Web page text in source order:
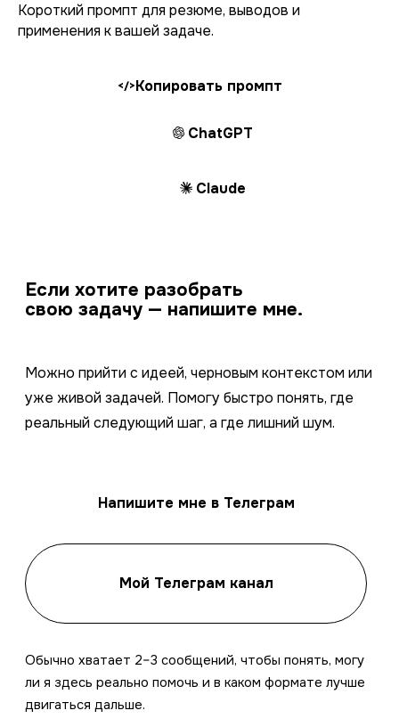
Короткий промпт для резюме, выводов и
применения к вашей задаче.
</>Копировать промпт
ChatGPT
Claude
Если хотите разобрать
свою задачу — напишите мне.
Можно прийти с идеей, черновым контекстом или
уже живой задачей. Помогу быстро понять, где
реальный следующий шаг, а где лишний шум.
Напишите мне в Телеграм
Мой Телеграм канал
Обычно хватает 2–3 сообщений, чтобы понять, могу
ли я здесь реально помочь и в каком формате лучше
двигаться дальше.